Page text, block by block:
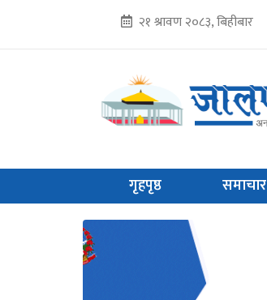
२१ श्रावण २०८३, बिहीबार
गृहपृष्ठ समाचार